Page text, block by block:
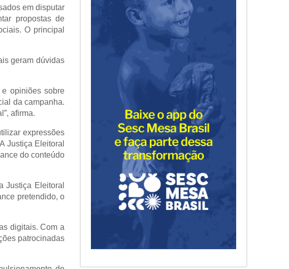
em disputar
propostas de
O principal
geram dúvidas
opiniões sobre
da campanha.
afirma.
expressões
Justiça Eleitoral
do conteúdo
Justiça Eleitoral
pretendido, o
digitais. Com a
patrocinadas